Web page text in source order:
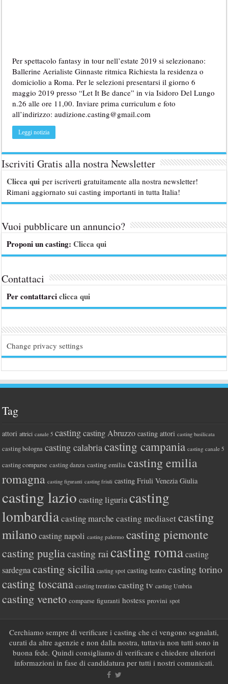
Per spettacolo fantasy in tour nell’estate 2019 si selezionano:
Ballerine Aerialiste Ginnaste ritmica Richiesta la residenza o
domiciolio a Roma. Per le selezioni presentarsi il giorno 6
maggio 2019 presso “Let It Be dance” in via Isidoro Del Lungo
n.26 alle ore 11,00. Inviare prima curriculum e foto
all’indirizzo: audizione.casting@gmail.com
Leggi notizia
Iscriviti Gratis alla nostra Newsletter
Clicca qui per iscriverti gratuitamente alla nostra newsletter!
Rimani aggiornato sui casting importanti in tutta Italia!
Vuoi pubblicare un annuncio?
Proponi un casting:Clicca qui
Contattaci
Per contattarciclicca qui
Change privacy settings
Tag
attori attrici canale 5 casting casting Abruzzo casting attori casting basilicata
casting bologna casting calabriacasting campania casting canale 5
casting comparse casting danza casting emilia casting emilia
romagna casting figuranti casting friuli casting Friuli Venezia Giulia
casting lazio casting liguriacasting
lombardiacasting marche casting mediasetcasting
milano casting napoli casting palermo casting piemonte
casting pugliacasting rai casting roma casting
sardegna casting sicilia casting spot casting teatro casting torino
casting toscana casting trentino casting tv casting Umbria
casting veneto comparse figuranti hostess provini spot
Cerchiamo sempre di verificare i casting che ci vengono segnalati,
curati da altre agenzie e non dalla nostra, tuttavia non tutti sono in
buona fede. Quindi consigliamo di verificare e chiedere ulteriori
informazioni in fase di candidatura per tutti i nostri comunicati.